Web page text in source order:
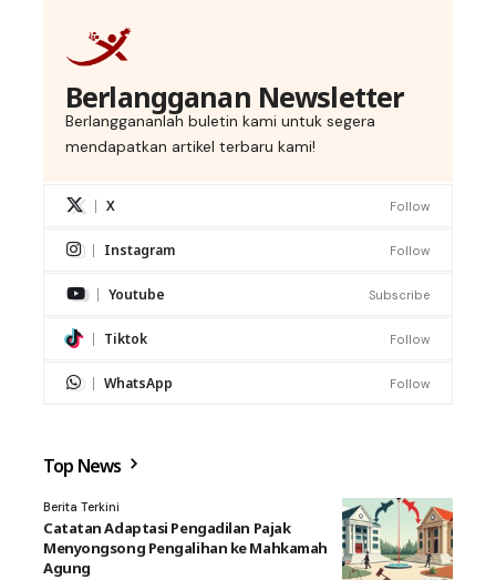
Berlangganan Newsletter
Berlanggananlah buletin kami untuk segera
mendapatkan artikel terbaru kami!
X Follow
Instagram Follow
Youtube Subscribe
Tiktok Follow
WhatsApp Follow
Top News
Berita Terkini
Catatan Adaptasi Pengadilan Pajak
Menyongsong Pengalihan ke Mahkamah
Agung